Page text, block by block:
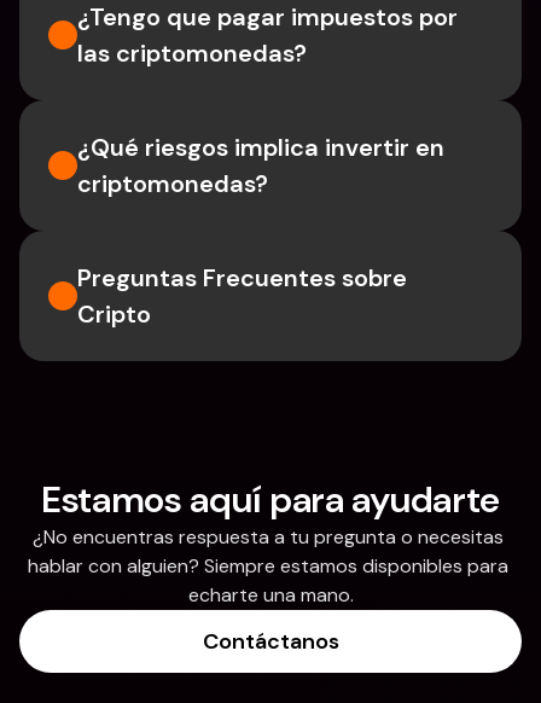
¿Tengo que pagar impuestos por
las criptomonedas?
¿Qué riesgos implica invertir en
criptomonedas?
Preguntas Frecuentes sobre
Cripto
Estamos aquí para ayudarte
¿No encuentras respuesta a tu pregunta o necesitas
hablar con alguien? Siempre estamos disponibles para
echarte una mano.
Contáctanos